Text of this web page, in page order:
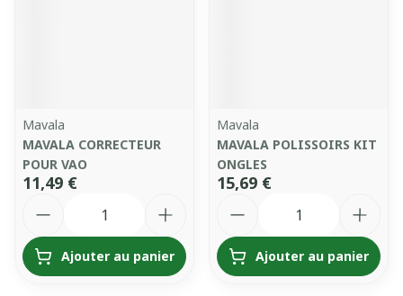
Mavala
MAVALA CORRECTEUR
POUR VAO
11,49 €
Ajouter au panier
Mavala
MAVALA POLISSOIRS KIT
ONGLES
15,69 €
Ajouter au panier